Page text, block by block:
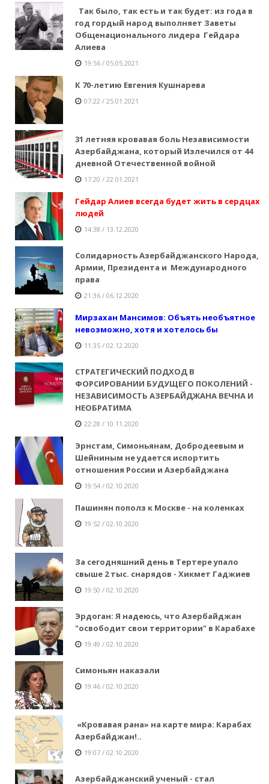
Так было, так есть и так будет: из года в
год гордый народ выполняет Заветы
Общенационального лидера Гейдара
Алиева
19:56 / 05.05.2021
К 70-летию Евгения Кушнарева
07:22 / 25.01.2021
31 летняя кровавая боль Независимости
Азербайджана, который Излечился от 44
дневной Отечественной войной
17:20 / 22.01.2021
Гейдар Алиев всегда будет жить в сердцах
людей
14:38 / 13.12.2020
Солидарность Азербайджанского Народа,
Армии, Президента и Международного
права
21:36 / 06.12.2020
Мирзахан Мансимов: Объять необъятное
невозможно, хотя и хотелось бы
11:35 / 02.12.2020
СТРАТЕГИЧЕСКИЙ ПОДХОД В
ФОРСИРОВАНИИ БУДУЩЕГО ПОКОЛЕНИЙ -
НЕЗАВИСИМОСТЬ АЗЕРБАЙДЖАНА ВЕЧНА И
НЕОБРАТИМА
22:28 / 10.11.2020
Эрнстам, Симоньянам, Добродеевым и
Шейниным не удается испортить
отношения России и Азербайджана
19:54 / 02.10.2020
Пашинян пополз к Москве - на коленках
19:52 / 02.10.2020
За сегодняшний день в Тертере упало
свыше 2 тыс. снарядов - Хикмет Гаджиев
19:50 / 02.10.2020
Эрдоган: Я надеюсь, что Азербайджан
"освободит свои территории" в Карабахе
19:49 / 02.10.2020
Симоньян наказали
19:46 / 02.10.2020
«Кровавая рана» на карте мира: Карабах
Азербайджан!..
19:07 / 02.10.2020
Азербайджанский ученый - стал